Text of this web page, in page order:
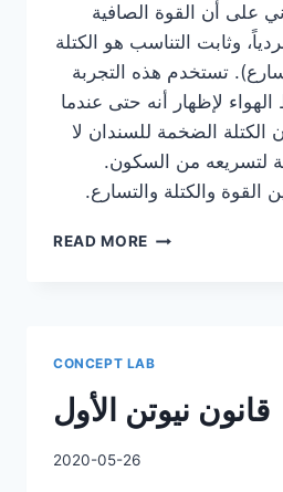
على أن القوة الصافية
وثابت التناسب هو الكتلة
تستخدم هذه التجربة
لإظهار أنه حتى عندما
الكتلة الضخمة للسندان لا
لتسريعه من السكون.
القوة والكتلة والتسارع.
READ MORE قانون
CONCEPT LAB
قانون نيوتن الأول
2020-05-26